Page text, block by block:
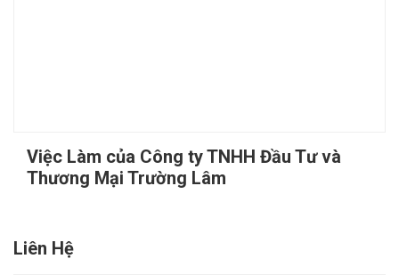
Việc Làm của Công ty TNHH Đầu Tư và
Thương Mại Trường Lâm
Liên Hệ